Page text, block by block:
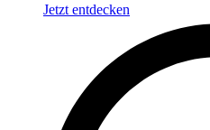
Jetzt entdecken